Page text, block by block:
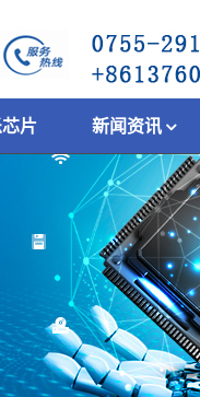
片 新闻资讯